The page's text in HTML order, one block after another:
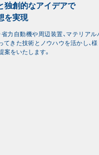
独創的なアイデアで
を実現
省力自動機や周辺装置、マテリア
てきた技術とノウハウを活かし、
案をいたします。